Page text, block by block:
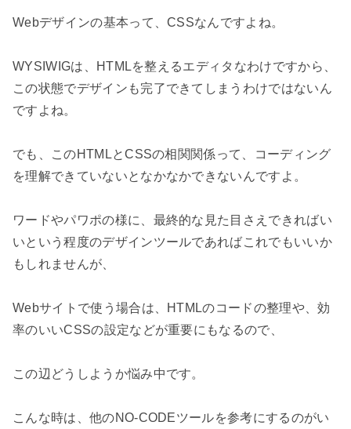
Webデザインの基本って、CSSなんですよね。
WYSIWIGは、HTMLを整えるエディタなわけですから、
この状態でデザインも完了できてしまうわけではないん
ですよね。
でも、このHTMLとCSSの相関関係って、コーディング
を理解できていないとなかなかできないんですよ。
ワードやパワポの様に、最終的な見た目さえできればい
いという程度のデザインツールであればこれでもいいか
もしれませんが、
Webサイトで使う場合は、HTMLのコードの整理や、効
率のいいCSSの設定などが重要にもなるので、
この辺どうしようか悩み中です。
こんな時は、他のNO-CODEツールを参考にするのがい